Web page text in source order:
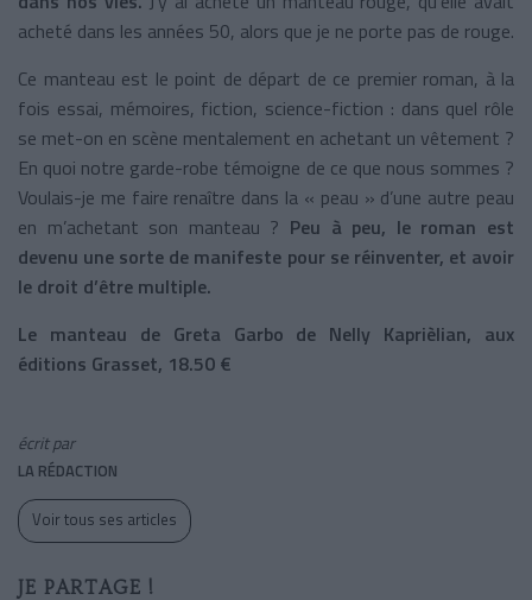
acheté dans les années 50, alors que je ne porte pas de rouge.
Ce manteau est le point de départ de ce premier roman, à la
fois essai, mémoires, fiction, science-fiction : dans quel rôle
se met-on en scène mentalement en achetant un vêtement ?
En quoi notre garde-robe témoigne de ce que nous sommes ?
Voulais-je me faire renaître dans la « peau » d’une autre peau
en m’achetant son manteau ? Peu à peu, le roman est
devenu une sorte de manifeste pour se réinventer, et avoir
le droit d’être multiple.
Le manteau de Greta Garbo de Nelly Kaprièlian, aux
éditions Grasset, 18.50 €
écrit par
LA RÉDACTION
Voir tous ses articles
JE PARTAGE !